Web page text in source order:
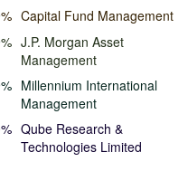
Capital Fund Management
J.P. Morgan Asset
Management
Millennium International
Management
Qube Research &
Technologies Limited